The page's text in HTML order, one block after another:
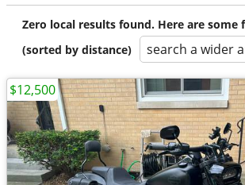
Zero local results found. Here are some
(sorted by distance)
search a wider
$12,500